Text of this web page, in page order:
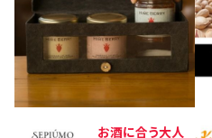
お酒に合う大人